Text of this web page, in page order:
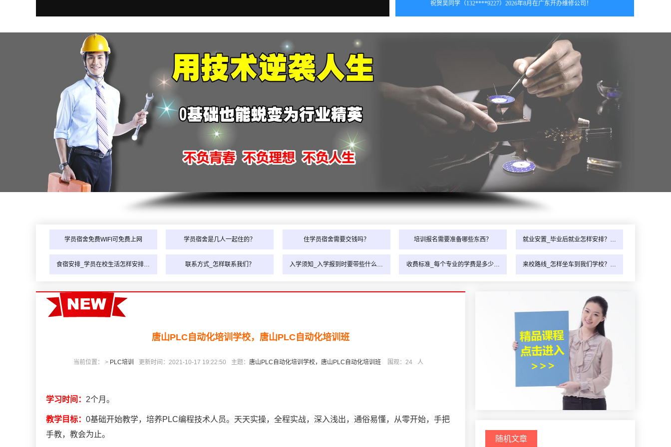
2026年8月_福建_韩同学（131****8639）报:【手机维修实战班】
2026年8月_天津_刘同学（153****0033）报:【手机维修实战班】
学员宿舍免费WIFI可免费上网 学员宿舍是几人一起住的？ 住学员宿舍需要交钱吗？ 培训报名需要准备哪些东西？ 就业安置_毕业后就业怎样安排？…
食宿安排_学员在校生活怎样安排… 联系方式_怎样联系我们？ 入学须知_入学报到时要带些什么… 收费标准_每个专业的学费是多少… 来校路线_怎样坐车到我们学校？…
唐山PLC自动化培训学校，唐山PLC自动化培训班
当前位置： > PLC培训 更新时间：2021-10-17 19:22:50 主题： 唐山PLC自动化培训学校，唐山PLC自动化培训班 围观： 24 人
学习时间： 2个月。
教学目标： 0基础开始教学，培养PLC编程技术人员。天天实操，全程实战，深入浅出，通俗易懂，从零开始，手把
手教，教会为止。
随机文章